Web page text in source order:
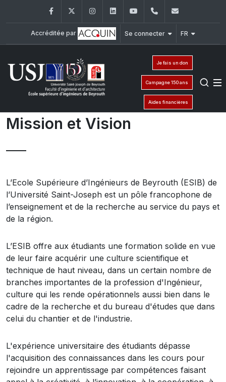
FacebookTwitter InstagramLinkedInYouTube+961 (1) 421 317
Accréditée par Se connecter FR
Je fais un don
Campagne 150 ans
Aides financières
Mission et Vision
L’Ecole Supérieure d’Ingénieurs de Beyrouth (ESIB) de
l’Université Saint-Joseph est un pôle francophone de
l’enseignement et de la recherche au service du pays et
de la région.
L’ESIB offre aux étudiants une formation solide en vue
de leur faire acquérir une culture scientifique et
technique de haut niveau, dans un certain nombre de
branches importantes de la profession d'Ingénieur,
culture qui les rende opérationnels aussi bien dans le
cadre de la recherche et du bureau d'études que dans
celui du chantier et de l'industrie.
L'expérience universitaire des étudiants dépasse
l'acquisition des connaissances dans les cours pour
rejoindre un apprentissage par compétences faisant